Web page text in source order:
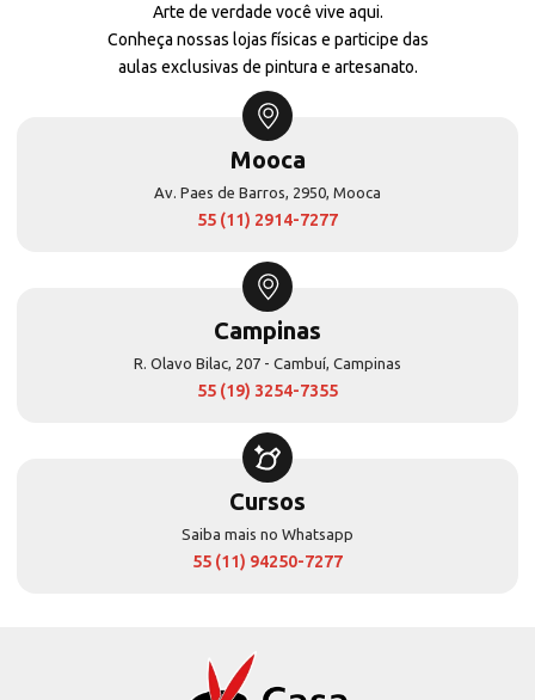
Arte de verdade você vive aqui.
Conheça nossas lojas físicas e participe das
aulas exclusivas de pintura e artesanato.
Mooca
Av. Paes de Barros, 2950, Mooca
55 (11) 2914-7277
Campinas
R. Olavo Bilac, 207 - Cambuí, Campinas
55 (19) 3254-7355
Cursos
Saiba mais no Whatsapp
55 (11) 94250-7277